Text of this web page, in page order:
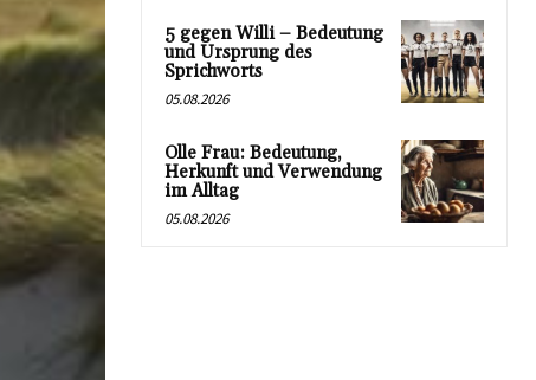
5 gegen Willi – Bedeutung
und Ursprung des
Sprichworts
05.08.2026
Olle Frau: Bedeutung,
Herkunft und Verwendung
im Alltag
05.08.2026